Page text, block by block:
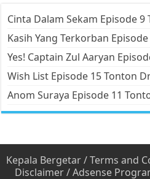
Cinta Dalam Sekam Episode
Kasih Yang Terkorban
Yes! Captain Zul Aaryan
Wish List Episode 15 Tonton
Anom Suraya Episode 11
Kepala Bergetar/Terms and
Disclaimer/Adsense